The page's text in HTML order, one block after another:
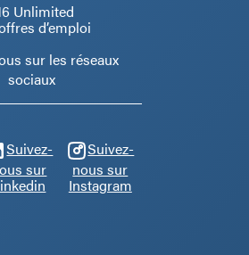
Unlimited
d’emploi
sur les réseaux
sociaux
Suivez-
sur
Suivez-
nous sur
Instagram